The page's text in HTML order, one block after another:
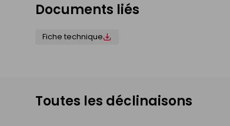
Documents liés
Fiche technique
Toutes les déclinaisons